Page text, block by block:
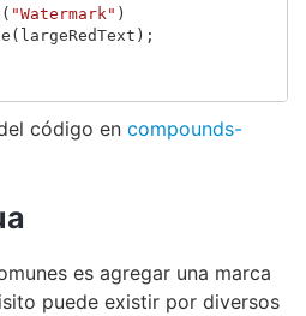
( "Watermark" )
( largeRedText );
código en compounds-
es agregar una marca
puede existir por diversos